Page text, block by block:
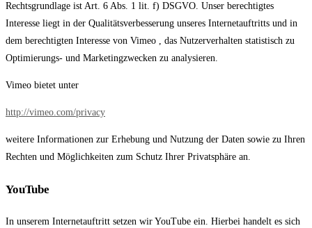
Rechtsgrundlage ist Art. 6 Abs. 1 lit. f) DSGVO. Unser berechtigtes
Interesse liegt in der Qualitätsverbesserung unseres Internetauftritts und in
dem berechtigten Interesse von Vimeo , das Nutzerverhalten statistisch zu
Optimierungs- und Marketingzwecken zu analysieren.
Vimeo bietet unter
http://vimeo.com/privacy
weitere Informationen zur Erhebung und Nutzung der Daten sowie zu Ihren
Rechten und Möglichkeiten zum Schutz Ihrer Privatsphäre an.
YouTube
In unserem Internetauftritt setzen wir YouTube ein. Hierbei handelt es sich